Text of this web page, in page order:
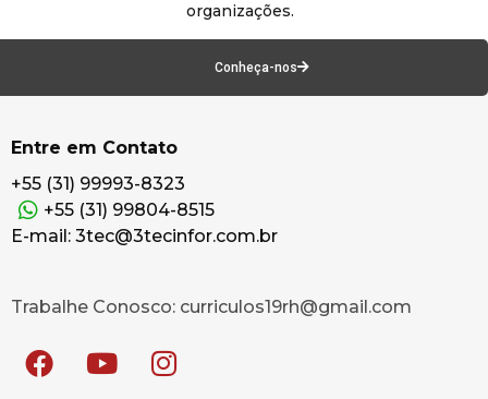
organizações.
Conheça-nos
Entre em Contato
+55 (31) 99993-8323
+55 (31) 99804-8515
E-mail: 3tec@3tecinfor.com.br
Trabalhe Conosco: curriculos19rh@gmail.com